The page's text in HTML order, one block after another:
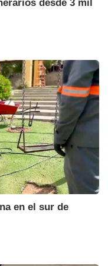
desde 3 mil
en el sur de